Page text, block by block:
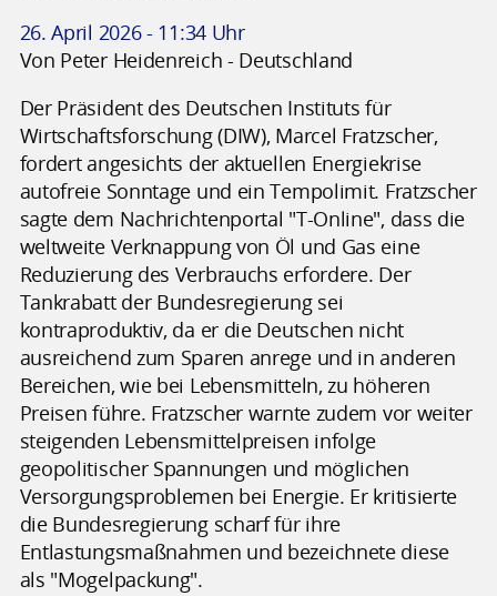
26. April 2026 - 11:34 Uhr
Von Peter Heidenreich - Deutschland
Der Präsident des Deutschen Instituts für
Wirtschaftsforschung (DIW), Marcel Fratzscher,
fordert angesichts der aktuellen Energiekrise
autofreie Sonntage und ein Tempolimit. Fratzscher
sagte dem Nachrichtenportal "T-Online", dass die
weltweite Verknappung von Öl und Gas eine
Reduzierung des Verbrauchs erfordere. Der
Tankrabatt der Bundesregierung sei
kontraproduktiv, da er die Deutschen nicht
ausreichend zum Sparen anrege und in anderen
Bereichen, wie bei Lebensmitteln, zu höheren
Preisen führe. Fratzscher warnte zudem vor weiter
steigenden Lebensmittelpreisen infolge
geopolitischer Spannungen und möglichen
Versorgungsproblemen bei Energie. Er kritisierte
die Bundesregierung scharf für ihre
Entlastungsmaßnahmen und bezeichnete diese
als "Mogelpackung".